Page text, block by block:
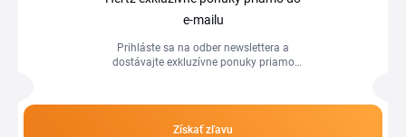
e-mailu
Prihláste sa na odber newslettera a
dostávajte exkluzívne ponuky priamo
Získať zľavu